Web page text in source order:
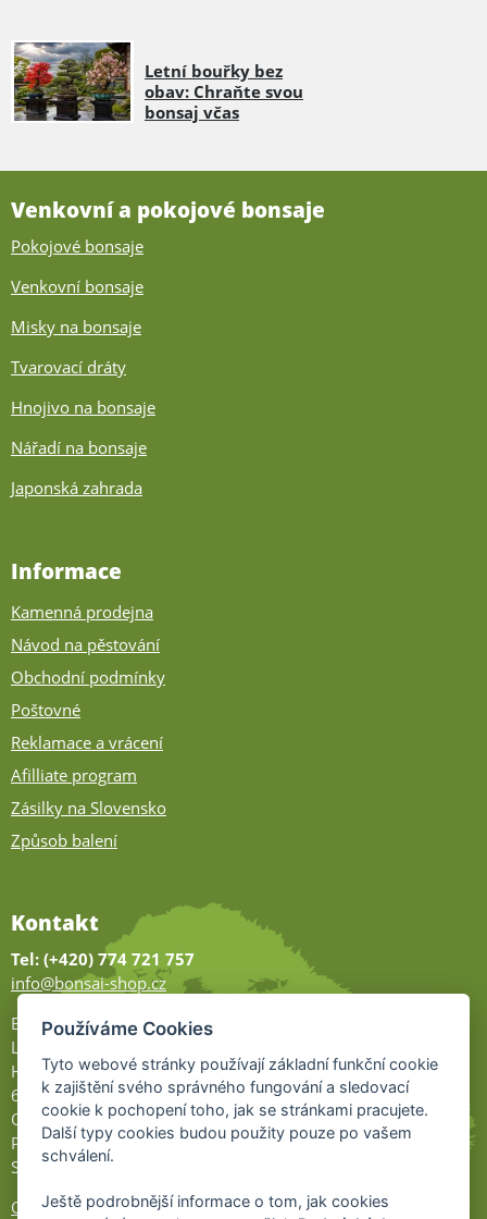
Letní bouřky bez
obav: Chraňte svou
bonsaj včas
Venkovní a pokojové bonsaje
Pokojové bonsaje
Venkovní bonsaje
Misky na bonsaje
Tvarovací dráty
Hnojivo na bonsaje
Nářadí na bonsaje
Japonská zahrada
Informace
Kamenná prodejna
Návod na pěstování
Obchodní podmínky
Poštovné
Reklamace a vrácení
Afilliate program
Zásilky na Slovensko
Způsob balení
Kontakt
Tel: (+420) 774 721 757
info@bonsai-shop.cz
Bonsai-shop
Legionářů 2
Hodonín
695 01
Otevřeno:
Po-Pá 9-17
So 9-11:30
Ochrana osobních údajů
Používáme Cookies
Tyto webové stránky používají základní funkční cookie
k zajištění svého správného fungování a sledovací
cookie k pochopení toho, jak se stránkami pracujete.
Další typy cookies budou použity pouze po vašem
schválení.
Ještě podrobnější informace o tom, jak cookies